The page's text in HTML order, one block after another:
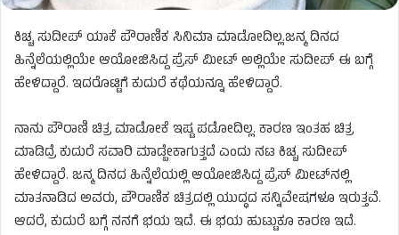
ಕಿಚ್ಚ ಸುದೀಪ್ ಯಾಕೆ ಪೌರಾಣಿಕ ಸಿನಿಮಾ ಮಾಡೋದಿಲ್ಲ.ಜನ್ಮ ದಿನದ
ಹಿನ್ನೆಲೆಯಲ್ಲಿಯೇ ಆಯೋಜಿಸಿದ್ದ ಪ್ರೆಸ್ ಮೀಟ್ ಅಲ್ಲಿಯೇ ಸುದೀಪ್ ಈ ಬಗ್ಗೆ
ಹೇಳಿದ್ದಾರೆ. ಇದರೊಟ್ಟಿಗೆ ಕುದುರೆ ಕಥೆಯನ್ನೂ ಹೇಳಿದ್ದಾರೆ.
ನಾನು ಪೌರಾಣಿ ಚಿತ್ರ ಮಾಡೋಕೆ ಇಷ್ಟ ಪಡೋದಿಲ್ಲ. ಕಾರಣ ಇಂತಹ ಚಿತ್ರ
ಮಾಡಿದ್ರೆ ಕುದುರೆ ಸವಾರಿ ಮಾಡ್ಬೇಕಾಗುತ್ತದೆ ಎಂದು ನಟ ಕಿಚ್ಚ ಸುದೀಪ್‌
ಹೇಳಿದ್ದಾರೆ. ಜನ್ಮ ದಿನದ ಹಿನ್ನೆಲೆಯಲ್ಲಿ ಆಯೋಜಿಸಿದ್ದ ಪ್ರೆಸ್ ಮೀಟ್‌ನಲ್ಲಿ
ಮಾತನಾಡಿದ ಅವರು, ಪೌರಾಣಿಕ ಚಿತ್ರದಲ್ಲಿ ಯುದ್ಧದ ಸನ್ನಿವೇಷಗಳೂ ಇರುತ್ತವೆ.
ಆದರೆ, ಕುದುರೆ ಬಗ್ಗೆ ನನಗೆ ಭಯ ಇದೆ. ಈ ಭಯ ಹುಟ್ಟುಕೂ ಕಾರಣ ಇದೆ.